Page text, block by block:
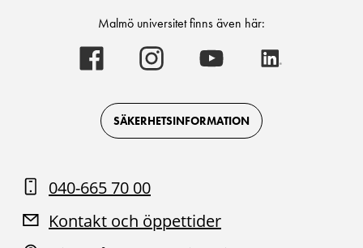
Malmö universitet finns även här:
Malmö
universitet
on
Facebook
Malmö
universitet
on
Instagram
Malmö
universitet
on
Youtube
SÄKERHETSINFORMATION
040-665 70 00
Kontakt och öppettider